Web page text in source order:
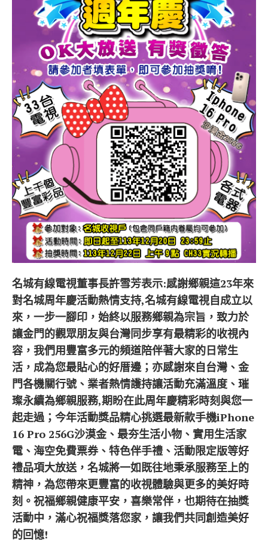
名城有線電視董事長許雪芳表示:感謝鄉親這23年來
對名城周年慶活動熱情支持,名城有線電視自成立以
來，一步一腳印，始終以服務鄉親為宗旨，致力於
讓金門的觀眾朋友與台灣同步享有最精彩的收視內
容，我們用豐富多元的頻道陪伴著大家的日常生
活，成為您最貼心的好厝邊；亦感謝來自台灣、金
門各機關行號、業者熱情護持讓活動充滿溫度、璀
璨永續為鄉親服務,期盼在此周年慶精彩時刻與您一
起走過；今年活動獎品精心挑選最新款手機iPhone
16 Pro 256G沙漠金、最夯生活小物、實用生活家
電、海空免費票券、特色伴手禮、活動限定版等好
禮品項大放送，名城將一如既往地秉承服務至上的
精神，為您帶來更豐富的收視體驗與更多的美好時
刻。祝福鄉親健康平安，喜樂常伴，也期待在抽獎
活動中，滿心祝福獎落您家，讓我們共同創造美好
的回憶!